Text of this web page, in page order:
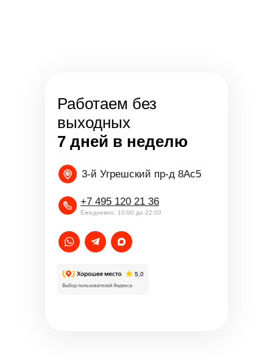
Работаем без
выходных
7 дней в неделю
3-й Угрешский пр-д 8Ас5
+7 495 120 21 36
Ежедневно: 10:00 до 22:00